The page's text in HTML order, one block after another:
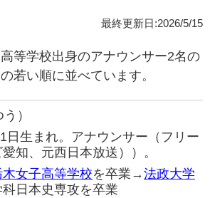
最終更新日:2026/5/15
等学校出身のアナウンサー2名の
若い順に並べています。
）
日生まれ。アナウンサー（フリー
愛知、元西日本放送））。
女子高等学校を卒業→法政大学
日本史専攻を卒業